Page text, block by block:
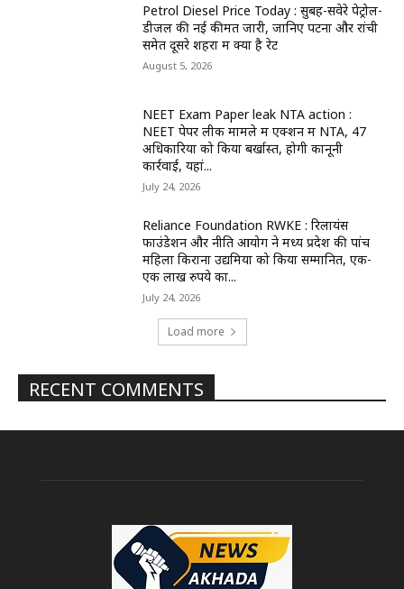
Petrol Diesel Price Today : सुबह-सवेरे पेट्रोल-
डीजल की नई कीमतें जारी, जानिए पटना और रांची
समेत दूसरे शहरों में क्या है रेट
August 5, 2026
NEET Exam Paper leak NTA action :
NEET पेपर लीक मामले में एक्शन में NTA, 47
अधिकारियों को किया बर्खास्त, होगी कानूनी
कार्रवाई, यहां...
July 24, 2026
Reliance Foundation RWKE : रिलायंस
फाउंडेशन और नीति आयोग ने मध्य प्रदेश की पांच
महिला किराना उद्यमियों को किया सम्मानित, एक-
एक लाख रुपये का...
July 24, 2026
Load more
RECENT COMMENTS